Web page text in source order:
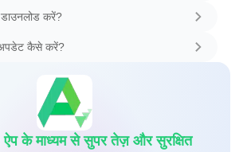
करें?
कैसे करें?
के माध्यम से सुपर तेज़ और सुरक्षित